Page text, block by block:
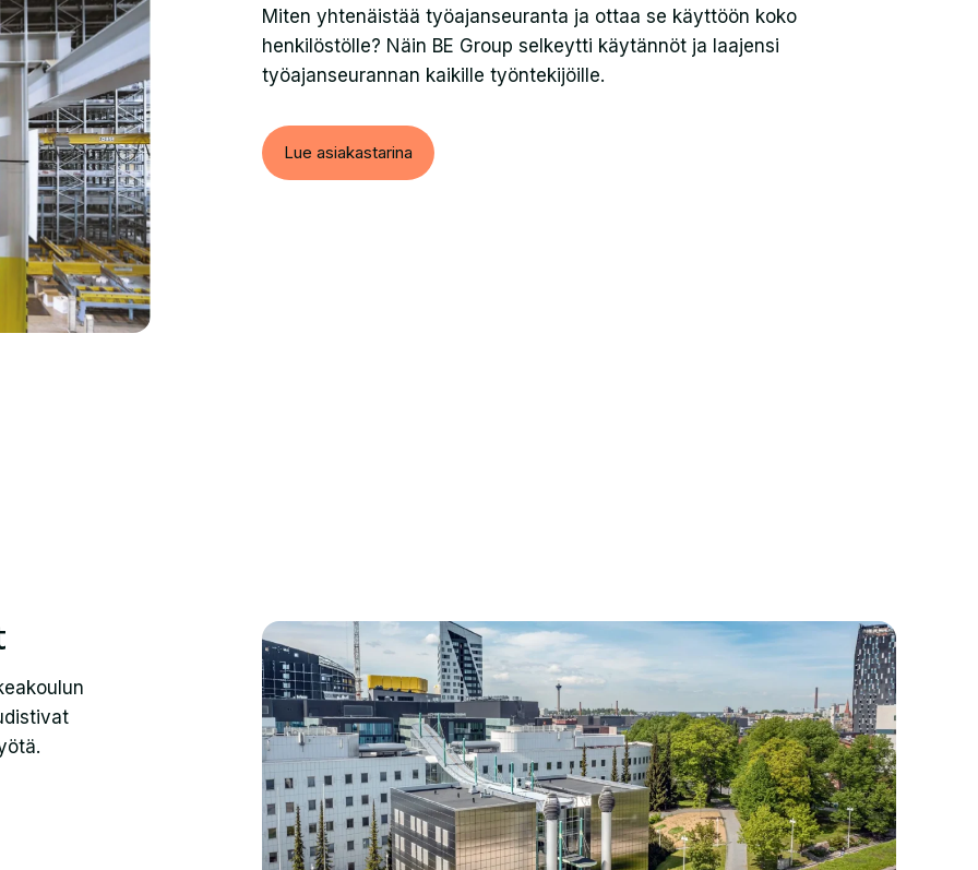
Miten yhtenäistää työajanseuranta ja ottaa se käyttöön koko
henkilöstölle? Näin BE Group selkeytti käytännöt ja laajensi
työajanseurannan kaikille työntekijöille.
Lue asiakastarina